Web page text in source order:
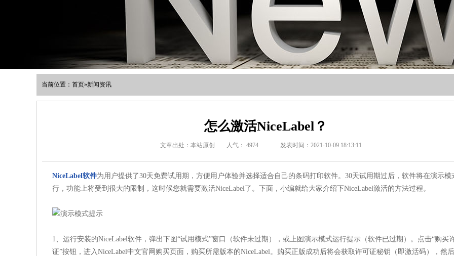
当前位置： 首页»新闻资讯
怎么激活NiceLabel？
文章出处：本站原创 人气： 4974 发表时间：2021-10-09 18:13:11
NiceLabel软件为用户提供了30天免费试用期，方便用户体验并选择适合自己的条码打印软件。30天试用期过后，软件将在演示模
行，功能上将受到很大的限制，这时候您就需要激活NiceLabel了。下面，小编就给大家介绍下NiceLabel激活的方法过程。
1、运行安装的NiceLabel软件，弹出下图“试用模式”窗口（软件未过期），或上图演示模式运行提示（软件已过期）。点击“购买
证”按钮，进入NiceLabel中文官网购买页面，购买所需版本的NiceLabel。购买正版成功后将会获取许可证秘钥（即激活码），然